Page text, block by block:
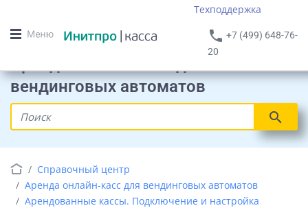
Техподдержка
phone +7 (499) 648-76-
20
search
вендинговых автоматов
Справочный центр
Аренда онлайн-касс для вендинговых автоматов
Арендованные кассы. Подключение и настройка